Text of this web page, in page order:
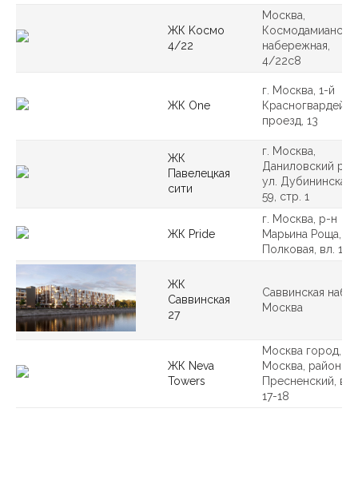
ЖК Koсмо
4/22
Москва,
набережная,
4/22с8
ЖК One
г. Москва, 1-й
проезд, 13
ЖК
Павелецкая
сити
г. Москва,
Даниловский р-н,
ул. Дубининская,
59, стр. 1
ЖК Pride
г. Москва, р-н
Марьина Роща,
Полковая, вл. 1
ЖК
Саввинская
27
Саввинская наб.,
Москва
ЖК Neva
Towers
Москва город, г.
Москва, район
Пресненский, вл.
17-18